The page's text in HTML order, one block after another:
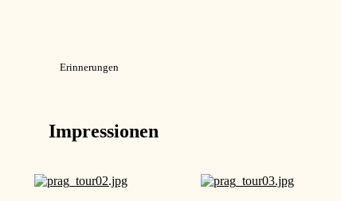
Erinnerungen
Impressionen